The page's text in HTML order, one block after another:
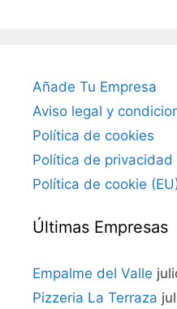
Añade Tu Empresa
Aviso legal y
Política de cookies
Política de privacidad
Política de cookie
Últimas Empresas
Empalme del Valle
Pizzeria La Terraza